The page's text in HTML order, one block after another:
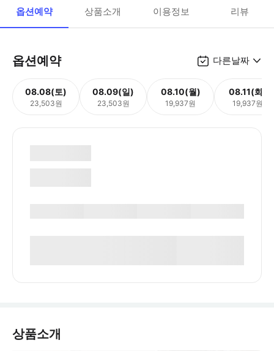
옵션예약 상품소개 이용정보 리뷰
옵션예약 다른날짜
08.08(토)
23,503원
08.09(일)
23,503원
08.10(월)
19,937원
08.11(화)
19,937원
상품소개